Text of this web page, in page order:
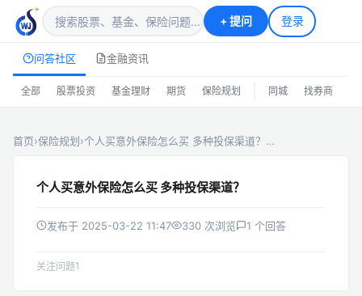
+提问 登录
问答社区 金融资讯
全部 股票投资 基金理财 期货 保险规划 同城 找券商
首页›保险规划›个人买意外保险怎么买 多种投保渠道？…
个人买意外保险怎么买 多种投保渠道？
发布于 2025-03-22 11:47 330 次浏览 1 个回答
关注问题1